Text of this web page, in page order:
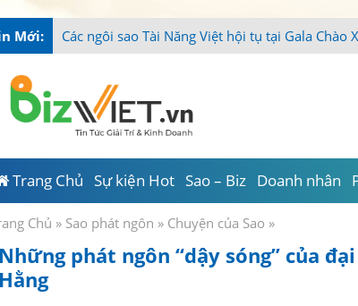
Mới: Các ngôi sao Tài Năng Việt hội tụ tại Gala Chào
Trang Chủ Sự kiện Hot Sao – Biz Doanh nhân
Chủ » Sao phát ngôn » Chuyện của Sao »
Những phát ngôn “dậy sóng” của
Hằng